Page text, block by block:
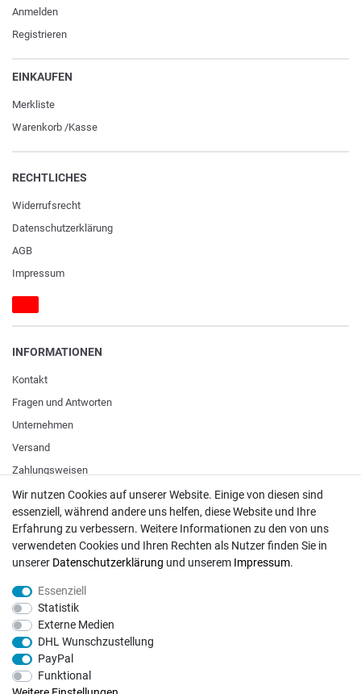
Anmelden
Registrieren
EINKAUFEN
Merkliste
Warenkorb /Kasse
RECHTLICHES
Widerrufs­recht
Daten­schutz­erklärung
AGB
Impressum
INFORMATIONEN
Kontakt
Fragen und Antworten
Unternehmen
Versand
Zahlungsweisen
ZAHLUNGSARTEN / VERSAND
Paypal
Vorkasse
DHL
Deutsche Post
Bei Fragen wenden Sie sich direkt an unser Service-Team.
Wir nutzen Cookies auf unserer Website. Einige von diesen sind
essenziell, während andere uns helfen, diese Website und Ihre
Erfahrung zu verbessern. Weitere Informationen zu den von uns
verwendeten Cookies und Ihren Rechten als Nutzer finden Sie in
unserer Daten­schutz­erklärung und unserem Impressum.
Essenziell
Statistik
Externe Medien
DHL Wunschzustellung
PayPal
Funktional